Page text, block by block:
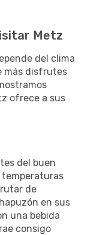
Metz
del clima
más disfrutes
ofrece a sus
del buen
temperaturas
de
en sus
una bebida
consigo